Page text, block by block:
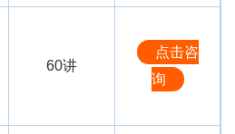
60讲
点击咨
询